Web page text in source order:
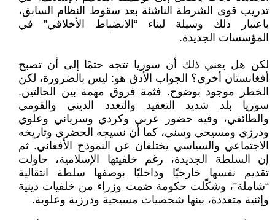
تدريب قوى الشرطة الناشئة بعد سقوط النظام السابق،
باعتبار ذلك وسيلة لبناء “الانضباط الأخلاقي” في
المؤسسات الجديدة.
لكن هل يعني ذلك أن سوريا تتجه حتمًا إلى أن تصبح
أفغانستان أخرى؟ الجواب الأدق هو: ليس بالضرورة، لكن
الخطر موجود بوضوح. فثمة فروق مهمة بين الحالتين.
سوريا بلد شديد التعقيد والتعدد الديني والقومي
والطائفي، وفيه حضور عربي وكردي وسرياني وعلوي
ودرزي ومسيحي وسني، كما أن نسيجه الحضري وتاريخه
الاجتماعي والسياسي يختلفان عن النموذج الأفغاني. ثم
إن السلطة الجديدة، رغم خلفيتها الإسلامية، حاولت
تقديم نفسها خارجيًا وداخليًا بوصفها سلطة انتقالية
“شاملة”، وشكّلت حكومة ضمت وزراء من خلفيات دينية
وإثنية متعددة، بينها شخصيات مسيحية ودرزية وعلوية.